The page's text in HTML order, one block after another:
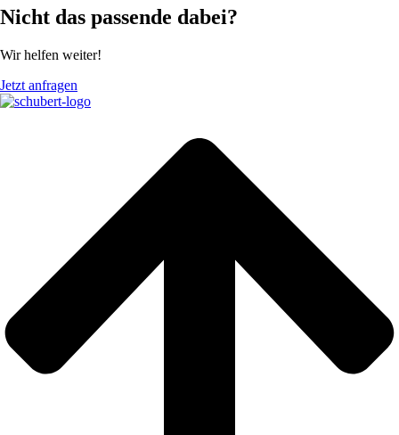
Nicht das passende dabei?
Wir helfen weiter!
Jetzt anfragen